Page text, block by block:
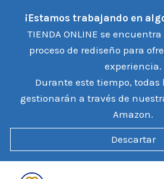
contenido
¡Estamos trabajando en
TIENDA ONLINE se
proceso de rediseño para
experiencia.
Durante este tiempo, todas
gestionarán a través de
Amazon.
Descartar